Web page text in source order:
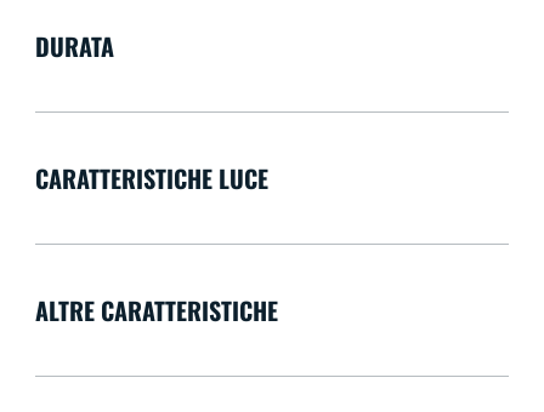
DURATA
CARATTERISTICHE LUCE
ALTRE CARATTERISTICHE